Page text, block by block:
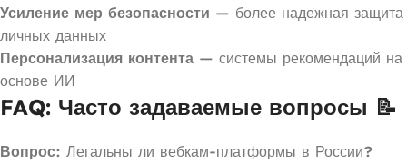
Усиление мер безопасности — более надежная защита
личных данных
Персонализация контента — системы рекомендаций на
основе ИИ
FAQ: Часто задаваемые вопросы 📝
Вопрос: Легальны ли вебкам-платформы в России?